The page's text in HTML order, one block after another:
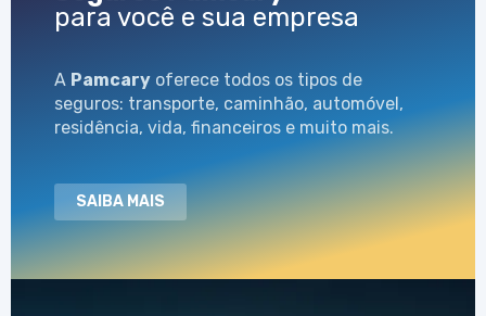
para você e sua empresa
A Pamcary oferece todos os tipos de
seguros: transporte, caminhão, automóvel,
residência, vida, financeiros e muito mais.
SAIBA MAIS